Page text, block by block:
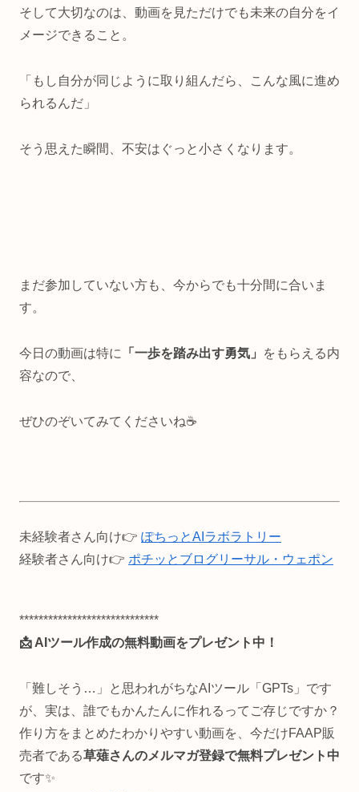
そして大切なのは、動画を見ただけでも未来の自分をイ
メージできること。
「もし自分が同じように取り組んだら、こんな風に進め
られるんだ」
そう思えた瞬間、不安はぐっと小さくなります。
まだ参加していない方も、今からでも十分間に合いま
す。
今日の動画は特に 「一歩を踏み出す勇気」
をもらえる内
容なので、
ぜひのぞいてみてくださいね☕
未経験者さん向け👉 ぽちっとAIラボラトリー
経験者さん向け👉 ポチッとブログリーサル・ウェポン
*****************************
📩 AIツール作成の無料動画をプレゼント中！
「難しそう…」と思われがちなAIツール「GPTs」です
が、実は、誰でもかんたんに作れるってご存じですか？
作り方をまとめたわかりやすい動画を、今だけFAAP販
売者である草薙さんのメルマガ登録で無料プレゼント中
です✨